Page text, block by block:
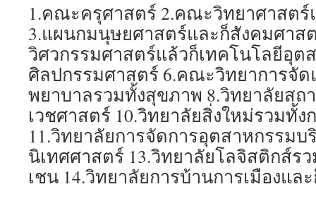
1.คณะครุศาสตร์ 2.คณะวิทยาศาสตร์
3.แผนกมนุษยศาสตร์และก็สังคมศาส
วิศวกรรมศาสตร์แล้วก็เทคโนโลยีอุต
ศิลปกรรมศาสตร์ 6.คณะวิทยาการจัด
พยาบาลรวมทั้งสุขภาพ 8.วิทยาลัยสถ
เวชศาสตร์ 10.วิทยาลัยสิ่งใหม่รวมทั้ง
11.วิทยาลัยการจัดการอุตสาหกรรมบ
นิเทศศาสตร์ 13.วิทยาลัยโลจิสติกส์ร
เชน 14.วิทยาลัยการบ้านการเมืองแล